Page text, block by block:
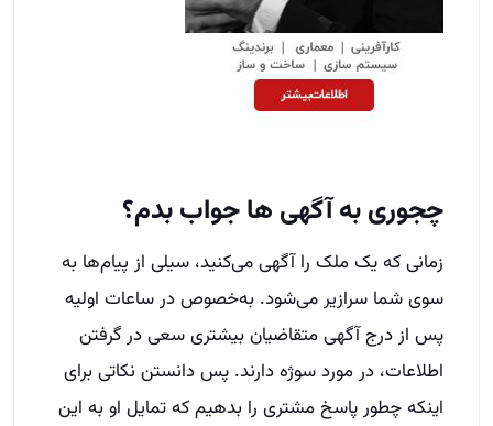
چجوری به آگهی ها جواب بدم؟
زمانی که یک ملک را آگهی می‌کنید، سیلی از پیام‌ها به
سوی شما سرازیر می‌شود. به‌خصوص در ساعات اولیه
پس از درج آگهی متقاضیان بیشتری سعی در گرفتن
اطلاعات، در مورد سوژه دارند. پس دانستن نکاتی برای
اینکه چطور پاسخ مشتری را بدهیم که تمایل او به این